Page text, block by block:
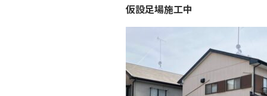
仮設足場施工中